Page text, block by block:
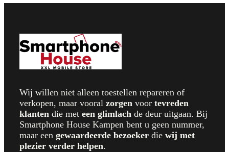
Wij willen niet alleen toestellen repareren of
verkopen, maar vooral zorgen voor tevreden
klanten die met een glimlach de deur uitgaan. Bij
Smartphone House Kampen bent u geen nummer,
maar een gewaardeerde bezoeker die wij met
plezier verder helpen.